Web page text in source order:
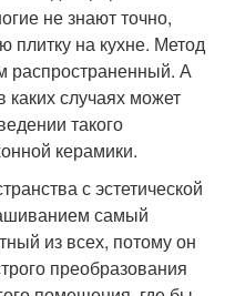
не знают точно,
плитку на кухне. Метод
распространенный. А
каких случаях может
такого
керамики.
с эстетической
самый
из всех, потому он
преобразования